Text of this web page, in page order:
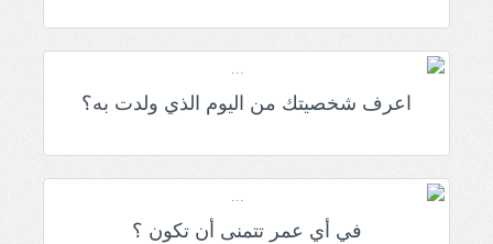
اعرف شخصيتك من اليوم الذي ولدت به؟
في أي عمر تتمنى أن تكون ؟